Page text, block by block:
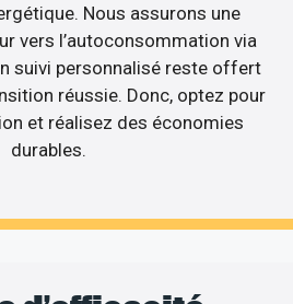
Nous assurons une
vers l’autoconsommation via
suivi personnalisé reste offert
réussie. Donc, optez pour
et réalisez des économies
durables.